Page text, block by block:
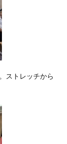
ストレッチから